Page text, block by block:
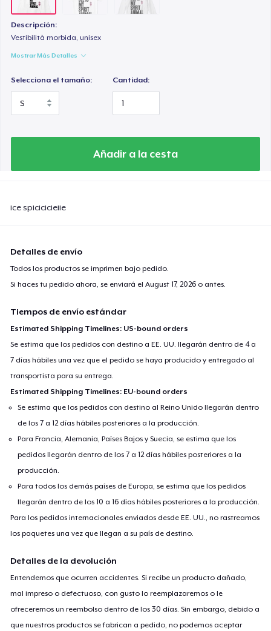
Descripción:
Vestibilità morbida, unisex
Mostrar Más Detalles
Selecciona el tamaño: Cantidad:
Añadir a la cesta
ice spicicicieiie
Detalles de envío
Todos los productos se imprimen bajo pedido.
Si haces tu pedido ahora, se enviará elAugust 17, 2026 o antes.
Tiempos de envío estándar
Estimated Shipping Timelines: US-bound orders
Se estima que los pedidos con destino a EE. UU. llegarán dentro de 4 a
7 días hábiles una vez que el pedido se haya producido y entregado al
transportista para su entrega.
Estimated Shipping Timelines: EU-bound orders
Se estima que los pedidos con destino al Reino Unido llegarán dentro
de los 7 a 12 días hábiles posteriores a la producción.
Para Francia, Alemania, Países Bajos y Suecia, se estima que los
pedidos llegarán dentro de los 7 a 12 días hábiles posteriores a la
producción.
Para todos los demás países de Europa, se estima que los pedidos
llegarán dentro de los 10 a 16 días hábiles posteriores a la producción.
Para los pedidos internacionales enviados desde EE. UU., no rastreamos
los paquetes una vez que llegan a su país de destino.
Detalles de la devolución
Entendemos que ocurren accidentes. Si recibe un producto dañado,
mal impreso o defectuoso, con gusto lo reemplazaremos o le
ofreceremos un reembolso dentro de los 30 días. Sin embargo, debido a
que nuestros productos se fabrican a pedido, no podemos aceptar